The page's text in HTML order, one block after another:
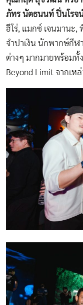
ภัทร นัตธนนท์ ปิ่นโรจ
ฮีโร่​, แมกซ์​ เจนมานะ,
จำปาเงิน​ นักพากษ์กีฬ
ต่างๆ มากมายพร้อมทั้
Beyond Limit จากเห